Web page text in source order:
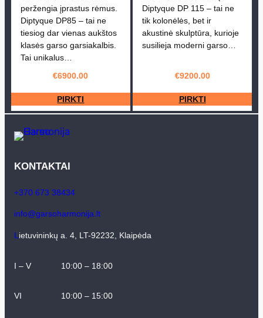
peržengia įprastus rėmus.
Diptyque DP85 – tai ne
tiesiog dar vienas aukštos
klasės garso garsiakalbis.
Tai unikalus…
€6900.00
PIRKTI
Diptyque DP 115 – tai ne
tik kolonėlės, bet ir
akustinė skulptūra, kurioje
susilieja moderni garso…
€9200.00
PIRKTI
KONTAKTAI
+370 673 38434
info@garsoharmonija.lt
L ietuvininkų a. 4, LT-92232, Klaipėda
I – V 10:00 – 18:00
VI 10:00 – 15:00